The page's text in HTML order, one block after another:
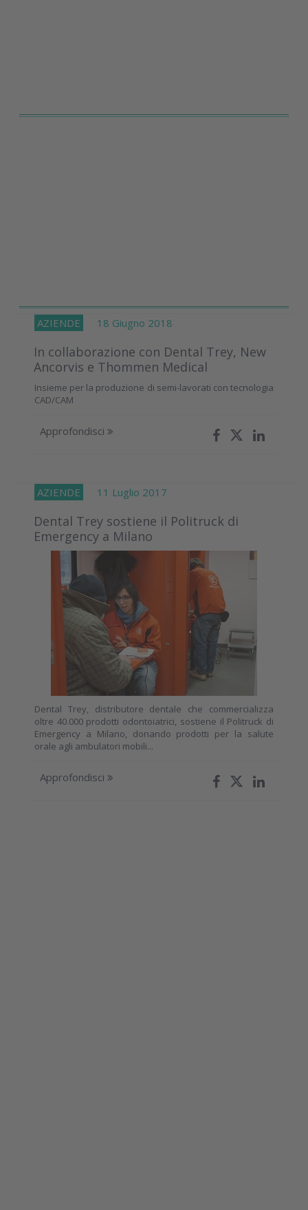
AZIENDE 18 Giugno 2018
In collaborazione con Dental Trey, New
Ancorvis e Thommen Medical
Insieme per la produzione di semi-lavorati con tecnologia
CAD/CAM
Approfondisci
AZIENDE 11 Luglio 2017
Dental Trey sostiene il Politruck di
Emergency a Milano
Dental Trey, distributore dentale che commercializza
oltre 40.000 prodotti odontoiatrici, sostiene il Politruck di
Emergency a Milano, donando prodotti per la salute
orale agli ambulatori mobili...
Approfondisci